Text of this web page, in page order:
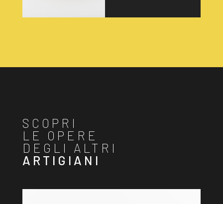
SCOPRI
LE OPERE
DEGLI ALTRI
ARTIGIANI